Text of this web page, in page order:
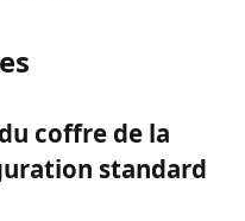
coffre de la
standard